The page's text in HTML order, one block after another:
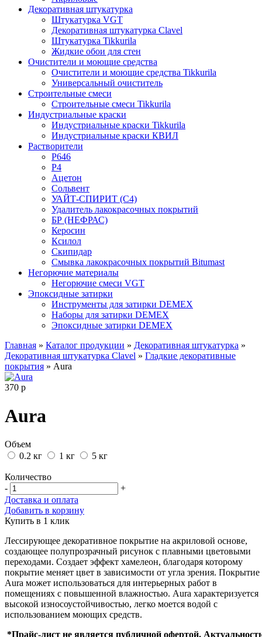
Декоративная штукатурка
Штукатурка VGT
Декоративная штукатурка Clavel
Штукатурка Tikkurila
Жидкие обои для стен
Очистители и моющие средства
Очистители и моющие средства Tikkurila
Универсальный очиститель
Строительные смеси
Строительные смеси Tikkurila
Индустриальные краски
Индустриальные краски Tikkurila
Индустриальные краски КВИЛ
Растворители
P646
P4
Ацетон
Сольвент
УАЙТ-СПИРИТ (С4)
Удалитель лакокрасочных покрытий
БР (НЕФРАС)
Керосин
Ксилол
Скипидар
Смывка лакокрасочных покрытий Bitumast
Негорючие материалы
Негорючие смеси VGT
Эпоксидные затирки
Инструменты для затирки DEMEX
Наборы для затирки DEMEX
Эпоксидные затирки DEMEX
Главная » Каталог продукции » Декоративная штукатурка »
Декоративная штукатурка Clavel » Гладкие декоративные
покрытия » Aura
370 р
Aura
Объем
0.2 кг
1 кг 5 кг
Количество
-
+
Доставка и оплата
Добавить в корзину
Купить в 1 клик
Лессирующее декоративное покрытие на акриловой основе,
создающее полупрозрачный рисунок с плавными цветовыми
переходами. Создает эффект хамелеон, благодаря которому
покрытие меняет цвет в зависимости от угла зрения. Покрытие
Aura может использоваться для интерьерных работ в
помещениях с повышенной влажностью. Aura характеризуется
высокой износоустойчивостью, легко моется водой с
использованием моющих средств.
*Прайс-лист не является публичной офертой.